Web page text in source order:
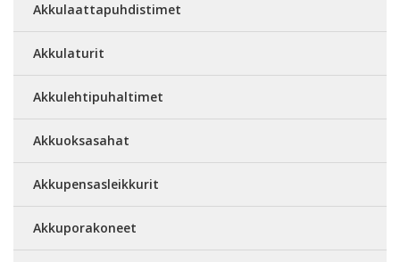
Akkulaattapuhdistimet
Akkulaturit
Akkulehtipuhaltimet
Akkuoksasahat
Akkupensasleikkurit
Akkuporakoneet